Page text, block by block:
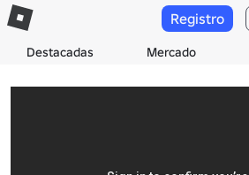
Destacadas Mercado
Registro